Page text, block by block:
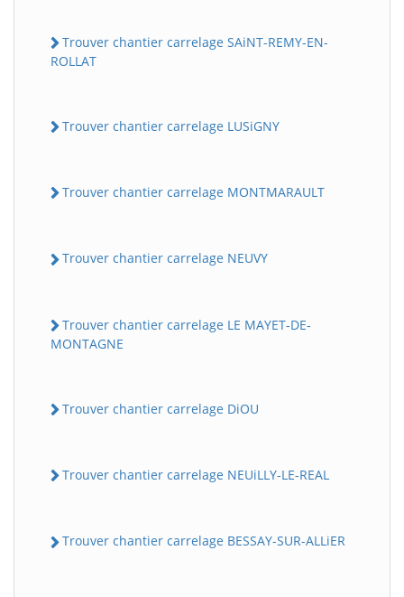
Trouver chantier carrelage SAiNT-REMY-EN-
ROLLAT
Trouver chantier carrelage LUSiGNY
Trouver chantier carrelage MONTMARAULT
Trouver chantier carrelage NEUVY
Trouver chantier carrelage LE MAYET-DE-
MONTAGNE
Trouver chantier carrelage DiOU
Trouver chantier carrelage NEUiLLY-LE-REAL
Trouver chantier carrelage BESSAY-SUR-ALLiER